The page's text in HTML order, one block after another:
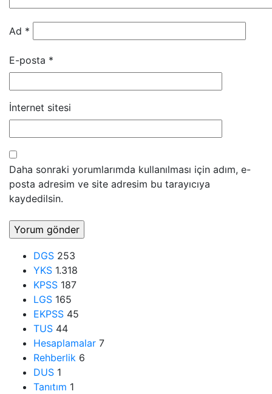
Ad *
E-posta *
İnternet sitesi
Daha sonraki yorumlarımda kullanılması için adım, e-
posta adresim ve site adresim bu tarayıcıya
kaydedilsin.
DGS 253
YKS 1.318
KPSS 187
LGS 165
EKPSS 45
TUS 44
Hesaplamalar 7
Rehberlik 6
DUS 1
Tanıtım 1